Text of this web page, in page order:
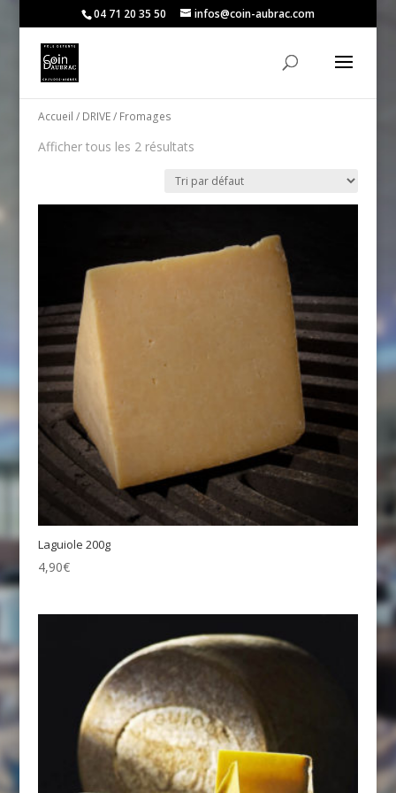
04 71 20 35 50 infos@coin-aubrac.com
Accueil / DRIVE/ Fromages
Afficher tous les 2 résultats
Laguiole 200g
4,90€